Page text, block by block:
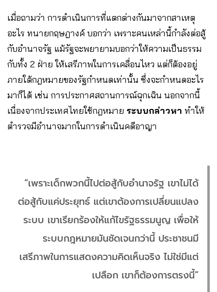
เมื่อถามว่า การดำเนินการที่แตกต่างกันมาจากสาเหตุ
อะไร ทนายกฤษฎางค์ บอกว่า เพราะคนเหล่านี้กำลังต่อสู้
กับอำนาจรัฐ แม้รัฐจะพยายามบอกว่าให้ความเป็นธรรม
กับทั้ง 2 ฝ่าย ให้เสรีภาพในการเคลื่อนไหว แต่ก็ต้องอยู่
ภายใต้กฎหมายของรัฐกำหนดเท่านั้น ซึ่งจะกำหนดอะไร
มาก็ได้ เช่น การประกาศสถานการณ์ฉุกเฉิน นอกจากนี้
เนื่องจากประเทศไทยใช้กฎหมาย ระบบกล่าวหา ทำให้
ตำรวจมีอำนาจมากในการดำเนินคดีอาญา
“เพราะเด็กพวกนี้ไปต่อสู้กับอำนาจรัฐ เขาไม่ได้
ต่อสู้กับแค่ประยุทธ์ แต่เขาต้องการเปลี่ยนแปลง
ระบบ เขาเรียกร้องให้แก้ไขรัฐธรรมนูญ เพื่อให้
ระบบกฎหมายมันชัดเจนกว่านี้ ประชาชนมี
เสรีภาพในการแสดงความคิดเห็นจริง ไม่ใช่มีแต่
เปลือก เขาก็ต้องการตรงนี้”